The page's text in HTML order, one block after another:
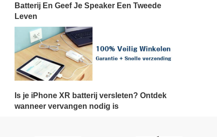
Batterij En Geef Je Speaker Een Tweede
Leven
Is je iPhone XR batterij versleten? Ontdek
wanneer vervangen nodig is